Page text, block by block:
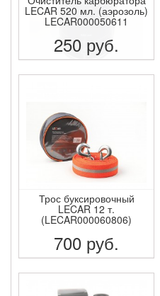
LECAR 520 мл. (аэрозоль)
LECAR000050611
250 руб.
ПОДРОБНЕЕ
Трос буксировочный
LECAR 12 т.
(LECAR000060806)
700 руб.
ПОДРОБНЕЕ